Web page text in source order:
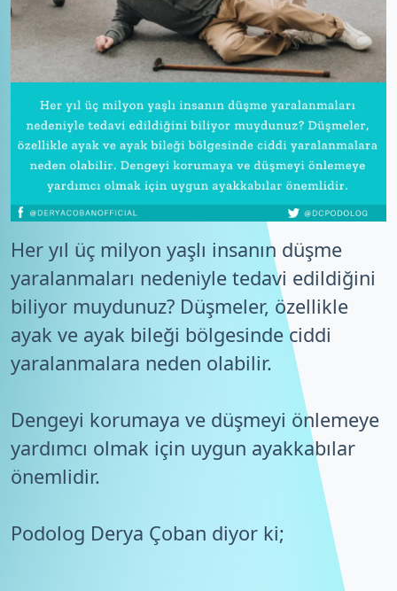
Her yıl üç milyon yaşlı insanın düşme
yaralanmaları nedeniyle tedavi edildiğini
biliyor muydunuz? Düşmeler, özellikle
ayak ve ayak bileği bölgesinde ciddi
yaralanmalara neden olabilir.
Dengeyi korumaya ve düşmeyi önlemeye
yardımcı olmak için uygun ayakkabılar
önemlidir.
Podolog Derya Çoban diyor ki;